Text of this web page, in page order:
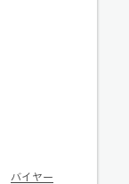
バイヤー